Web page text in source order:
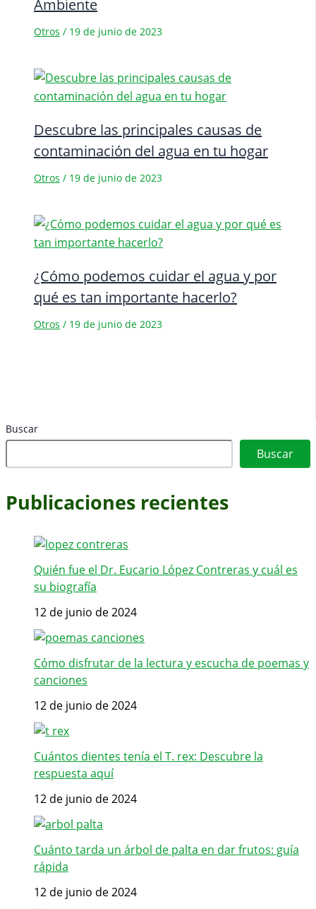
Ambiente
Otros / 19 de junio de 2023
Descubre las principales causas de
contaminación del agua en tu hogar
Otros / 19 de junio de 2023
¿Cómo podemos cuidar el agua y por
qué es tan importante hacerlo?
Otros / 19 de junio de 2023
Buscar
Buscar
Publicaciones recientes
Quién fue el Dr. Eucario López Contreras y cuál es
su biografía
12 de junio de 2024
Cómo disfrutar de la lectura y escucha de poemas y
canciones
12 de junio de 2024
Cuántos dientes tenía el T. rex: Descubre la
respuesta aquí
12 de junio de 2024
Cuánto tarda un árbol de palta en dar frutos: guía
rápida
12 de junio de 2024